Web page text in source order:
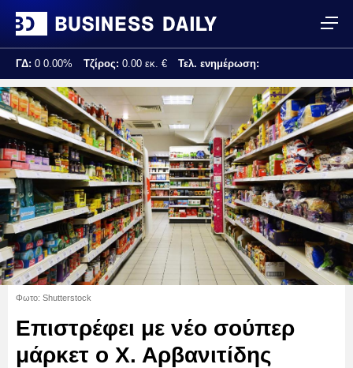
ΓΔ: 0 0.00% Τζίρος: 0.00 εκ. € Τελ. ενημέρωση:
Φωτο: Shutterstock
Επιστρέφει με νέο σούπερ
μάρκετ ο Χ. Αρβανιτίδης